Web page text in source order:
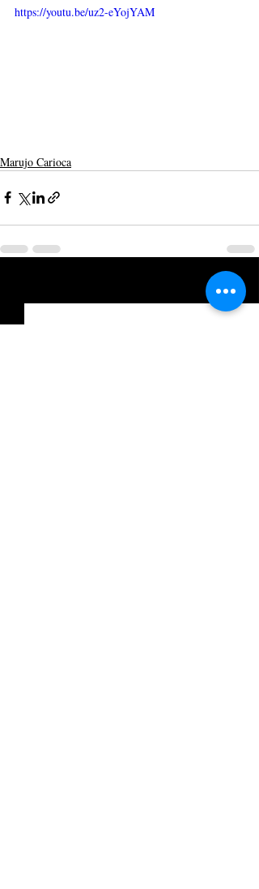
https://youtu.be/uz2-eYojYAM
Marujo Carioca
Ver tudo